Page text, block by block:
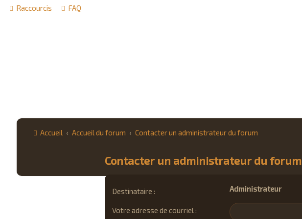
Raccourcis FAQ
Accueil Accueil du forum Contacter un administrateur du forum
Contacter un administrateur du forum
Destinataire : Administrateur
Votre adresse de courriel :